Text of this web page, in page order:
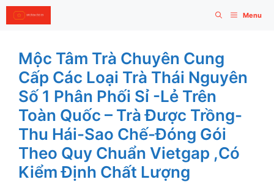
Skip
to
Menu
Mộc Tâm Trà Chuyên Cung
Cấp Các Loại Trà Thái Nguyên
Số 1 Phân Phối Sỉ -lẻ Trên
Toàn Quốc – Trà Được Trồng-
Thu Hái-Sao Chế-Đóng Gói
Theo Quy Chuẩn Vietgap ,có
Kiểm Định Chất Lượng